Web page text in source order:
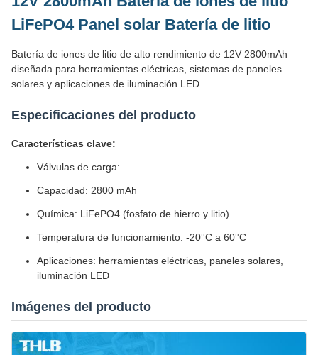
LiFePO4 Panel solar Batería de litio
Batería de iones de litio de alto rendimiento de 12V 2800mAh
diseñada para herramientas eléctricas, sistemas de paneles
solares y aplicaciones de iluminación LED.
Especificaciones del producto
Características clave:
Válvulas de carga:
Capacidad: 2800 mAh
Química: LiFePO4 (fosfato de hierro y litio)
Temperatura de funcionamiento: -20°C a 60°C
Aplicaciones: herramientas eléctricas, paneles solares,
iluminación LED
Imágenes del producto